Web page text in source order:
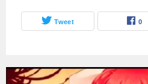
Tweet 0